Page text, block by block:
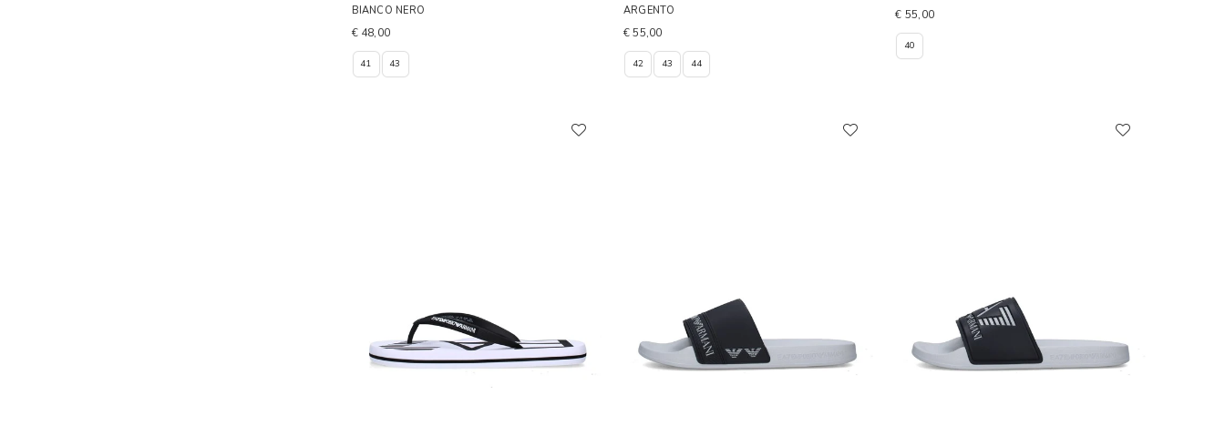
BIANCO NERO
€ 48,00
41 43
ARGENTO
€ 55,00
42 43 44
€ 55,00
40